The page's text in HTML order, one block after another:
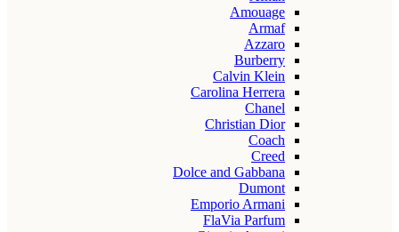
Amouage
Armaf
Azzaro
Burberry
Calvin Klein
Carolina Herrera
Chanel
Christian Dior
Coach
Creed
Dolce and Gabbana
Dumont
Emporio Armani
FlaVia Parfum